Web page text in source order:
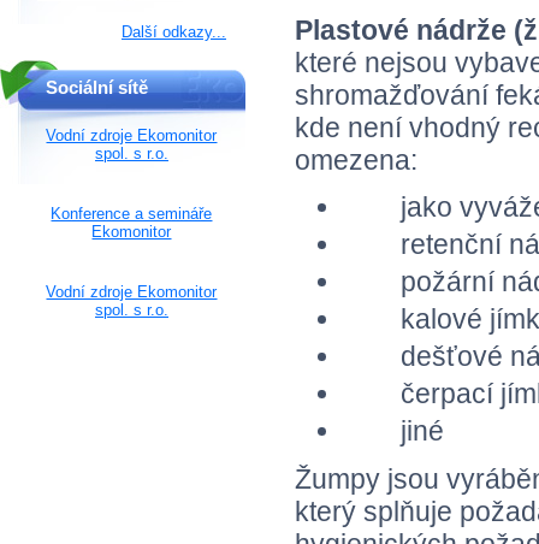
Plastové nádrže
které nejsou
shromažďování
kde není vhodný
omezena:
jako
retenční
požární
kalové
dešťové
čerpací
jiné
Žumpy jsou
který splňuje
Další odkazy...
Sociální sítě
Vodní zdroje Ekomonitor
spol. s r.o.
Konference a semináře
Ekomonitor
Vodní zdroje Ekomonitor
spol. s r.o.